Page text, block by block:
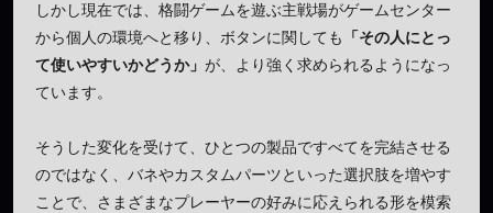
しかし現在では、格闘ゲームを遊ぶ主戦場がゲームセンター
から個人の環境へと移り、ボタンに関しても
「その人にとっ
て使いやすいかどうか」 が、より強く求められるようになっ
ています。
そうした変化を受けて、ひとつの製品ですべてを完結させる
のではなく、バネやカスタムパーツといった選択肢を増やす
ことで、さまざまなプレーヤーの好みに応えられる形を模索